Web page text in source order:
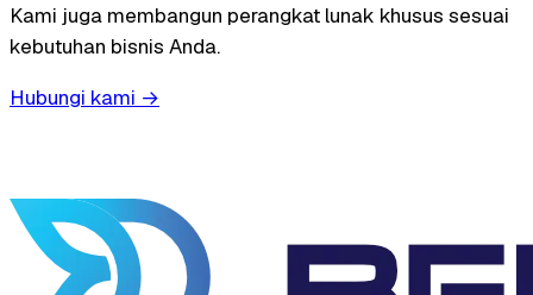
Kami juga membangun perangkat lunak khusus sesuai
kebutuhan bisnis Anda.
Hubungi kami →